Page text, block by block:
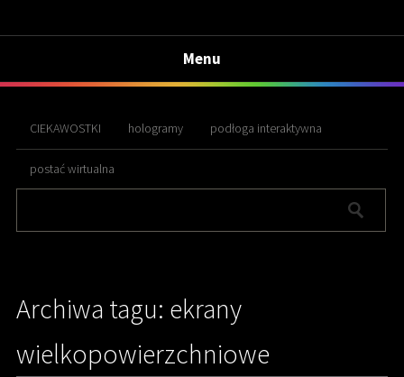
Menu
CIEKAWOSTKI hologramy podłoga interaktywna
postać wirtualna
Archiwa tagu: ekrany
wielkopowierzchniowe